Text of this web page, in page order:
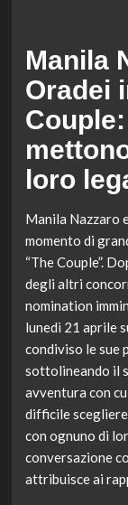
Manila
Oradei
loro
Manila Nazzaro
momento di
“The Couple”.
degli altri
nomination
lunedì 21 aprile
condiviso le sue
sottolineando il
avventura con
difficile
con ognuno di
conversazione
attribuisce ai